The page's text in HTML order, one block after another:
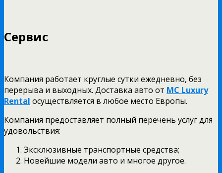
Сервис
Компания работает круглые сутки ежедневно, без
перерыва и выходных. Доставка авто от MC Luxury
Rental осуществляется в любое место Европы.
Компания предоставляет полный перечень услуг для
удовольствия:
Эксклюзивные транспортные средства;
Новейшие модели авто и многое другое.